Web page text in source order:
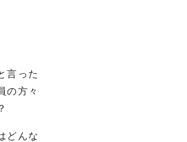
言った
の方々
どんな